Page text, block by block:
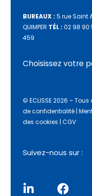
BUREAUX : 5 rue Saint
QUIMPER TÉL : 02 98 90
459
Choisissez votre
© ECLISSE 2026 –
de confidentialité |
des cookies |CGV
Suivez-nous sur :